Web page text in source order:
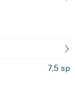
7,5 sp